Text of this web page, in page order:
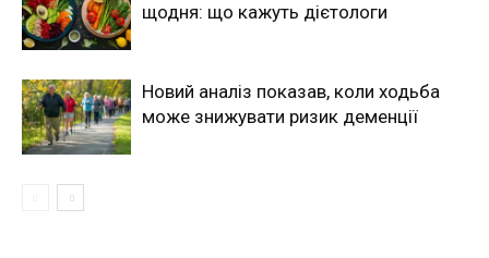
щодня: що кажуть дієтологи
Новий аналіз показав, коли ходьба
може знижувати ризик деменції